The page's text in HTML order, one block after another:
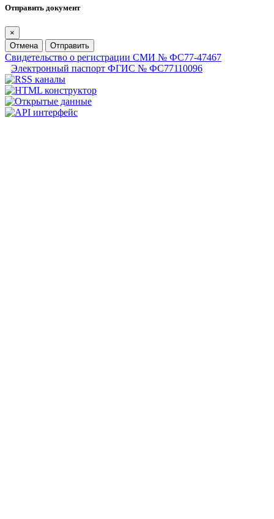
Отправить документ
×
Отмена
Отправить
Свидетельство о регистрации СМИ № ФС77-47467
Электронный паспорт ФГИС № ФС77110096